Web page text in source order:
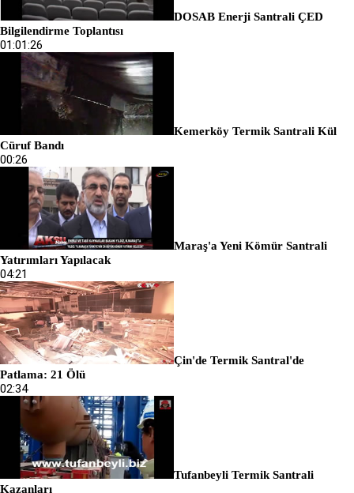
DOSAB Enerji Santrali ÇED
Bilgilendirme Toplantısı
01:01:26
Kemerköy Termik Santrali Kül
Cüruf Bandı
00:26
Maraş'a Yeni Kömür Santrali
Yatırımları Yapılacak
04:21
Çin'de Termik Santral'de
Patlama: 21 Ölü
02:34
Tufanbeyli Termik Santrali
Kazanları